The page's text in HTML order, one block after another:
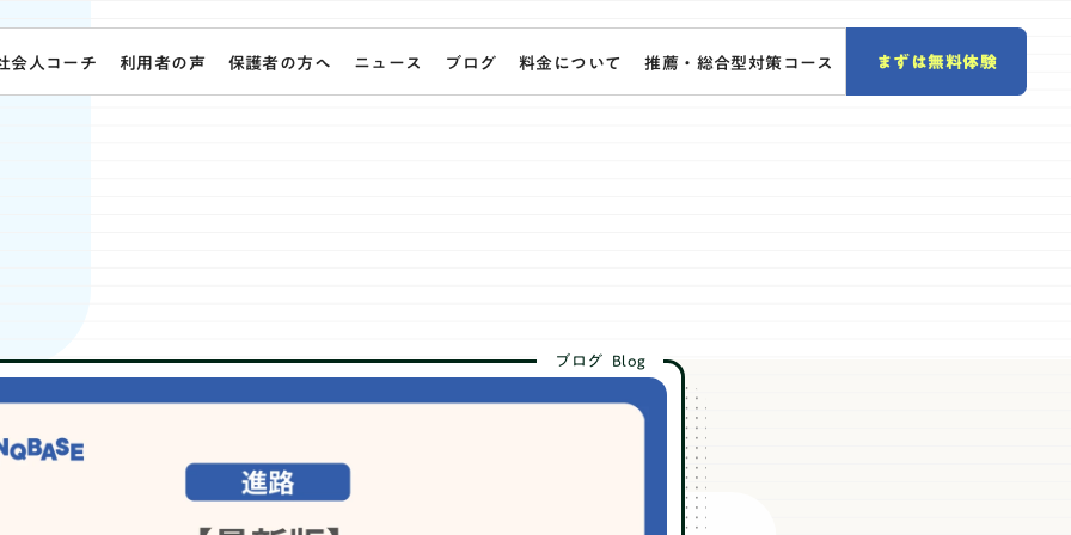
会人コーチ 利用者の声 保護者の方へ ニュース ブログ 料金について 推薦・総合型対策コース まずは無料体験
ブログ Blog